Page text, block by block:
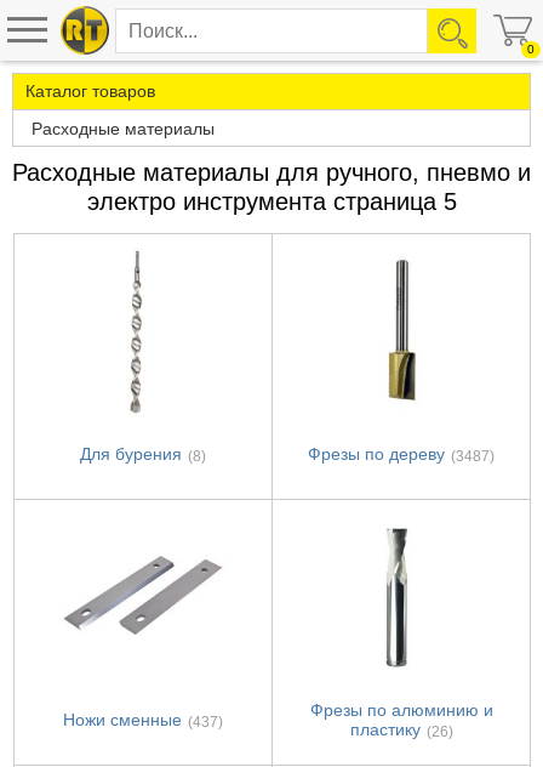
0
Каталог товаров
Расходные материалы
Расходные материалы для ручного, пневмо и
электро инструмента страница 5
Для бурения (8) Фрезы по дереву (3487)
Ножи сменные (437)
Фрезы по алюминию и
пластику (26)